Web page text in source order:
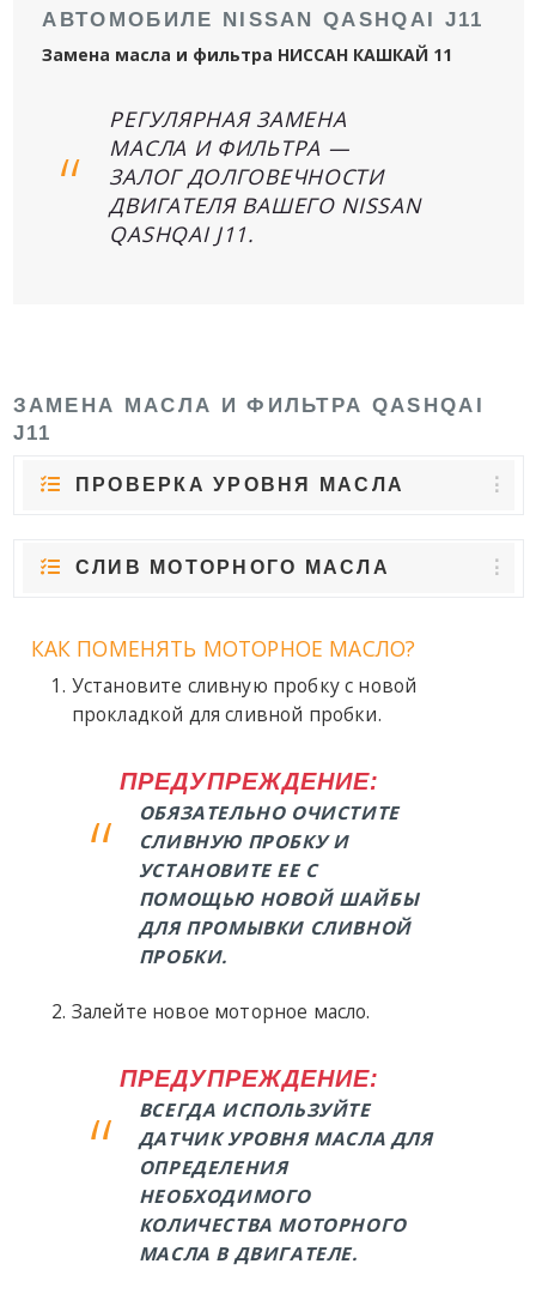
АВТОМОБИЛЕ NISSAN QASHQAI J11
Замена масла и фильтра НИССАН КАШКАЙ 11
РЕГУЛЯРНАЯ ЗАМЕНА
МАСЛА И ФИЛЬТРА —
ЗАЛОГ ДОЛГОВЕЧНОСТИ
ДВИГАТЕЛЯ ВАШЕГО NISSAN
QASHQAI J11.
ЗАМЕНА МАСЛА И ФИЛЬТРА QASHQAI
J11
ПРОВЕРКА УРОВНЯ МАСЛА
СЛИВ МОТОРНОГО МАСЛА
КАК ПОМЕНЯТЬ МОТОРНОЕ МАСЛО?
Установите сливную пробку с новой
прокладкой для сливной пробки.
ПРЕДУПРЕЖДЕНИЕ:
ОБЯЗАТЕЛЬНО ОЧИСТИТЕ
СЛИВНУЮ ПРОБКУ И
УСТАНОВИТЕ ЕЕ С
ПОМОЩЬЮ НОВОЙ ШАЙБЫ
ДЛЯ ПРОМЫВКИ СЛИВНОЙ
ПРОБКИ.
Залейте новое моторное масло.
ПРЕДУПРЕЖДЕНИЕ:
ВСЕГДА ИСПОЛЬЗУЙТЕ
ДАТЧИК УРОВНЯ МАСЛА ДЛЯ
ОПРЕДЕЛЕНИЯ
НЕОБХОДИМОГО
КОЛИЧЕСТВА МОТОРНОГО
МАСЛА В ДВИГАТЕЛЕ.